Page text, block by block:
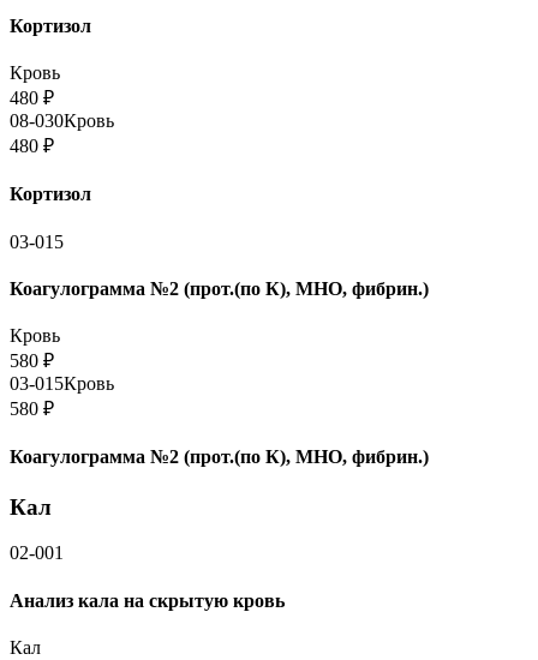
Кортизол
Кровь
480 ₽
08-030Кровь
480 ₽
Кортизол
03-015
Коагулограмма №2 (прот.(по К), МНО, фибрин.)
Кровь
580 ₽
03-015Кровь
580 ₽
Коагулограмма №2 (прот.(по К), МНО, фибрин.)
Кал
02-001
Анализ кала на скрытую кровь
Кал